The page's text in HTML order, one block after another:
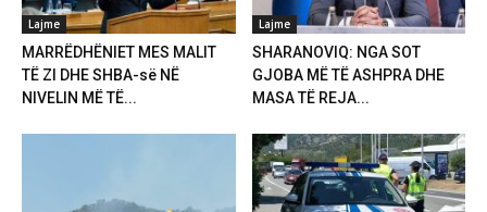
Lajme
MARRËDHËNIET MES MALIT
TË ZI DHE SHBA-së NË
NIVELIN MË TË...
Lajme
SHARANOVIQ: NGA SOT
GJOBA MË TË ASHPRA DHE
MASA TË REJA...